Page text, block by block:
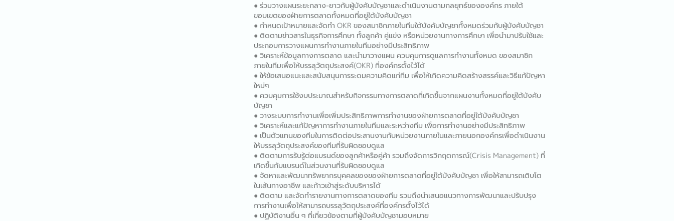
● ร่วมวางแผนระยะกลาง-ยาวกับผู้บังคับบัญชาและดำเนินงานตามกลยุทธ์ขององค์กร ภายใต้
ขอบเขตของฝ่ายการตลาดทั้งหมดที่อยู่ใต้บังคับบัญชา
● กำหนดเป้าหมายและจัดทำ OKR ของสมาชิกภายในทีมใต้บังคับบัญชาทั้งหมดร่วมกับผู้บังคับบัญชา
● ติดตามข่าวสารในธุรกิจการศึกษา ทั้งลูกค้า คู่แข่ง หรือหน่วยงานทางการศึกษา เพื่อนำมาปรับใช้และ
ประกอบการวางแผนการทำงานภายในทีมอย่างมีประสิทธิภาพ
● วิเคราะห์ข้อมูลทางการตลาด และนำมาวางแผน ควบคุมการดูแลการทำงานทั้งหมด ของสมาชิก
ภายในทีมเพื่อให้บรรลุวัตถุประสงค์(OKR) ที่องค์กรตั้งไว้ได้
● ให้ข้อเสนอแนะและสนับสนุนการระดมความคิดแก่ทีม เพื่อให้เกิดความคิดสร้างสรรค์และวิธีแก้ปัญหา
ใหม่ๆ
● ควบคุมการใช้งบประมาณสำหรับกิจกรรมทางการตลาดที่เกิดขึ้นจากแผนงานทั้งหมดที่อยู่ใต้บังคับ
บัญชา
● วางระบบการทำงานเพื่อเพิ่มประสิทธิภาพการทำงานของฝ่ายการตลาดที่อยู่ใต้บังคับบัญชา
● วิเคราะห์และแก้ปัญหาการทำงานภายในทีมและระหว่างทีม เพื่อการทำงานอย่างมีประสิทธิภาพ
● เป็นตัวแทนของทีมในการติดต่อประสานงานกับหน่วยงานภายในและภายนอกองค์กรเพื่อดำเนินงาน
ให้บรรลุวัตถุประสงค์ของทีมที่รับผิดชอบดูแล
● ติดตามการรับรู้ต่อแบรนด์ของลูกค้าหรือคู่ค้า รวมถึงจัดการวิกฤตการณ์(Crisis Management) ที่
เกิดขึ้นกับแบรนด์ในส่วนงานที่รับผิดชอบดูแล
● จัดหาและพัฒนาทรัพยากรบุคคลของของฝ่ายการตลาดที่อยู่ใต้บังคับบัญชา เพื่อให้สามารถเติบโต
ในเส้นทางอาชีพ และก้าวเข้าสู่ระดับบริหารได้
● ติดตาม และจัดทำรายงานทางการตลาดของทีม รวมถึงนำเสนอแนวทางการพัฒนาและปรับปรุง
การทำงานเพื่อให้สามารถบรรลุวัตถุประสงค์ที่องค์กรตั้งไว้ได้
● ปฏิบัติงานอื่น ๆ ที่เกี่ยวข้องตามที่ผู้บังคับบัญชามอบหมาย